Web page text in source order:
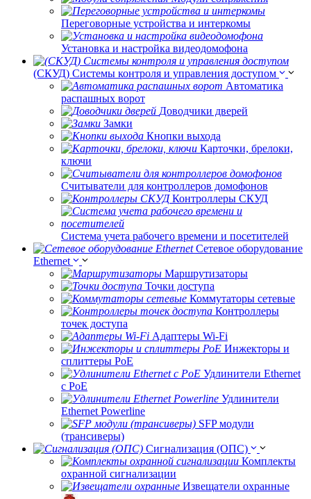
Переговорные устройства и интеркомы
Установка и настройка видеодомофона
(СКУД) Системы контроля и управления доступом
Автоматика
распашных ворот
Доводчики дверей
Замки
Кнопки выхода
Карточки, брелоки,
ключи
Считыватели для контроллеров домофонов
Контроллеры СКУД
Система учета рабочего времени и посетителей
Сетевое оборудование
Ethernet
Маршрутизаторы
Точки доступа
Коммутаторы сетевые
Контроллеры
точек доступа
Адаптеры Wi-Fi
Инжекторы и
сплиттеры РоЕ
Удлинители Ethernet
с PoE
Удлинители
Ethernet Powerline
SFP модули
(трансиверы)
Сигнализация (ОПС)
Комплекты
охранной сигнализации
Извещатели охранные